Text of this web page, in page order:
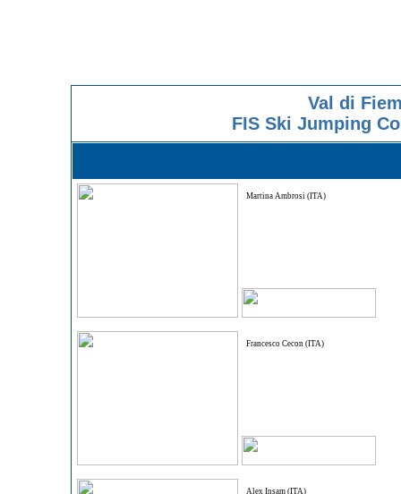
Val di
FIS Ski Jumping
Martina Ambrosi (ITA)
Francesco Cecon (ITA)
Alex Insam (ITA)